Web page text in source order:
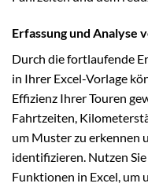
Erfassung und Analyse
Durch die fortlaufende
in Ihrer Excel-Vorlage
Effizienz Ihrer Touren
Fahrtzeiten,
um Muster zu erkennen
identifizieren. Nutzen
Funktionen in Excel, um